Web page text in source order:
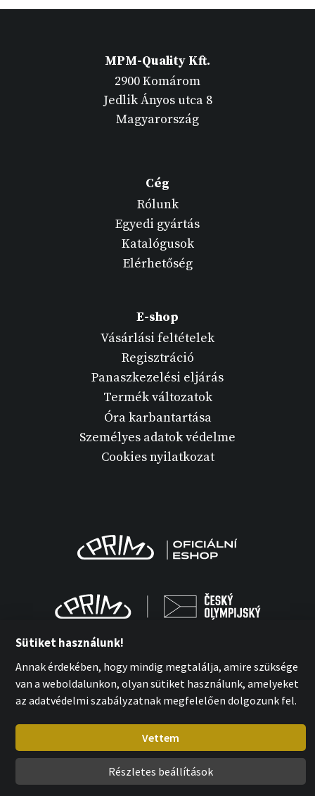
MPM-Quality Kft.
2900 Komárom
Jedlik Ányos utca 8
Magyarország
Cég
Rólunk
Egyedi gyártás
Katalógusok
Elérhetőség
E-shop
Vásárlási feltételek
Regisztráció
Panaszkezelési eljárás
Termék változatok
Óra karbantartása
Személyes adatok védelme
Cookies nyilatkozat
MPM-Quality Kft. 2026
with
by esmedia
Sütiket használunk!
Annak érdekében, hogy mindig megtalálja, amire szüksége
van a weboldalunkon, olyan sütiket használunk, amelyeket
az adatvédelmi szabályzatnak megfelelően dolgozunk fel.
Vettem
Részletes beállítások